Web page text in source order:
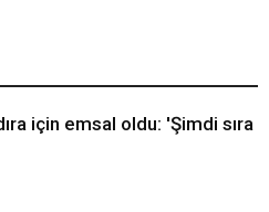
için emsal oldu: 'Şimdi sıra